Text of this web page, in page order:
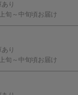
あり
旬～中旬頃お届け
あり
旬～中旬頃お届け